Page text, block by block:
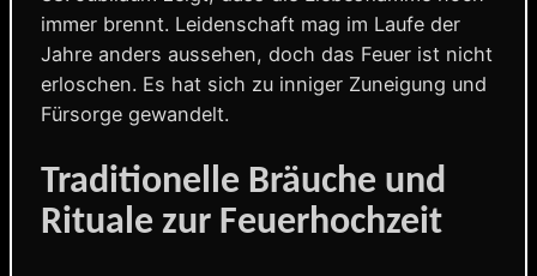
immer brennt. Leidenschaft mag im Laufe der
Jahre anders aussehen, doch das Feuer ist nicht
erloschen. Es hat sich zu inniger Zuneigung und
Fürsorge gewandelt.
Traditionelle Bräuche und
Rituale zur Feuerhochzeit